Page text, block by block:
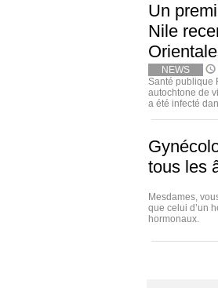
Un
Nile
NEWS
Santé publique
autochtone de
a été infecté
tous les
Mesdames,
que celui d’un
hormonaux.